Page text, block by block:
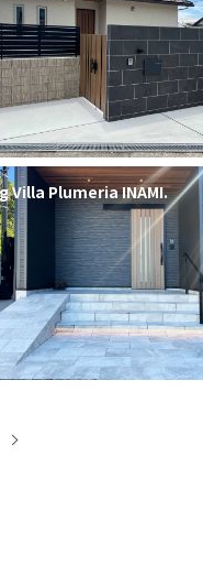
Villa Plumeria INAMI.